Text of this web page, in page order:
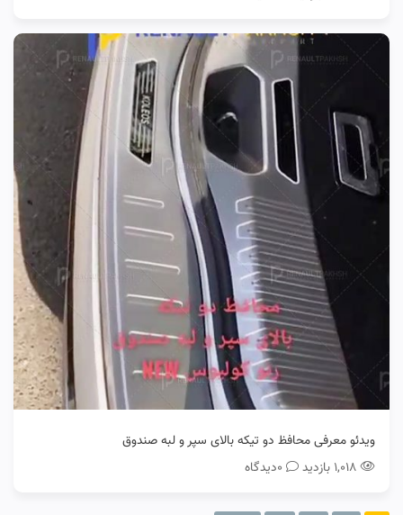
ویدئو معرفی محافظ دو تیکه بالای سپر و لبه صندوق
۱,۰۱۸ بازدید
0دیدگاه